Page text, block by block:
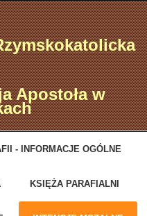
Apostoła w
- INFORMACJE OGÓLNE
KSIĘŻA PARAFIALNI